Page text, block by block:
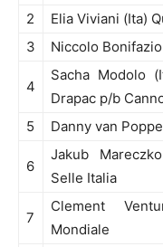
2
Elia Viviani (Ita)
3
Niccolo
4
Sacha Modolo
Drapac p/b
5
Danny van
6
Jakub
Selle Italia
7
Clement
Mondiale